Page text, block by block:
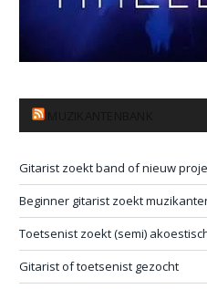
Gitarist zoekt band of nieuw
Beginner gitarist zoekt
Toetsenist zoekt (semi)
Gitarist of toetsenist gezocht